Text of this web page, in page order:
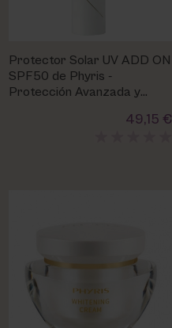
Protector Solar UV ADD ON
SPF50 de Phyris -
Protección Avanzada y
49,15 €